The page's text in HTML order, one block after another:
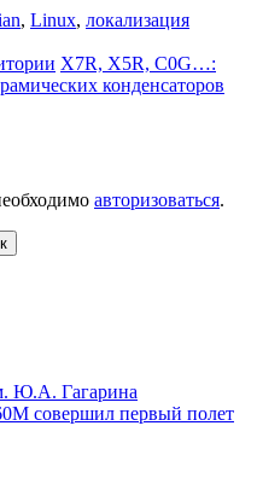
, Linux, локализация
X7R, X5R, C0G…:
конденсаторов
авторизоваться.
Ю.А. Гагарина
совершил первый полет